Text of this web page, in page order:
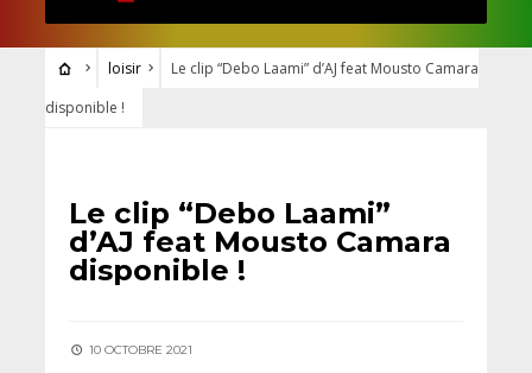
loisir
Le clip “Debo Laami” d’AJ feat Mousto Camara
disponible !
Le clip “Debo Laami”
d’AJ feat Mousto Camara
disponible !
10 OCTOBRE 2021